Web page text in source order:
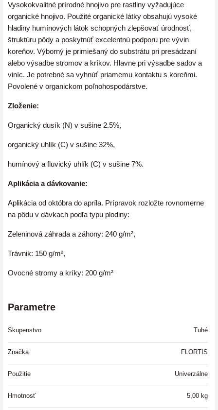
Vysokokvalitné prírodné hnojivo pre rastliny vyžadujúce
organické hnojivo. Použité organické látky obsahujú vysoké
hladiny humínových látok schopných zlepšovať úrodnosť,
štruktúru pôdy a poskytnúť excelentnú podporu pre vývin
koreňov. Výborný je primiešaný do substrátu pri presádzaní
alebo výsadbe stromov a kríkov. Hlavne pri výsadbe sadov a
viníc. Je potrebné sa vyhnúť priamemu kontaktu s koreňmi.
Povolené v organickom poľnohospodárstve.
Zloženie:
Organický dusík (N) v sušine 2.5%,
organický uhlík (C) v sušine 32%,
humínový a fluvický uhlík (C) v sušine 7%.
Aplikácia a dávkovanie:
Aplikácia od októbra do apríla. Prípravok rozložte rovnomerne
na pôdu v dávkach podľa typu plodiny:
Zeleninová záhrada a záhony: 240 g/m²,
Trávnik: 150 g/m²,
Ovocné stromy a kríky: 200 g/m²
Parametre
Skupenstvo Tuhé
Značka FLORTIS
Použitie Univerzálne
Hmotnosť 5,00 kg